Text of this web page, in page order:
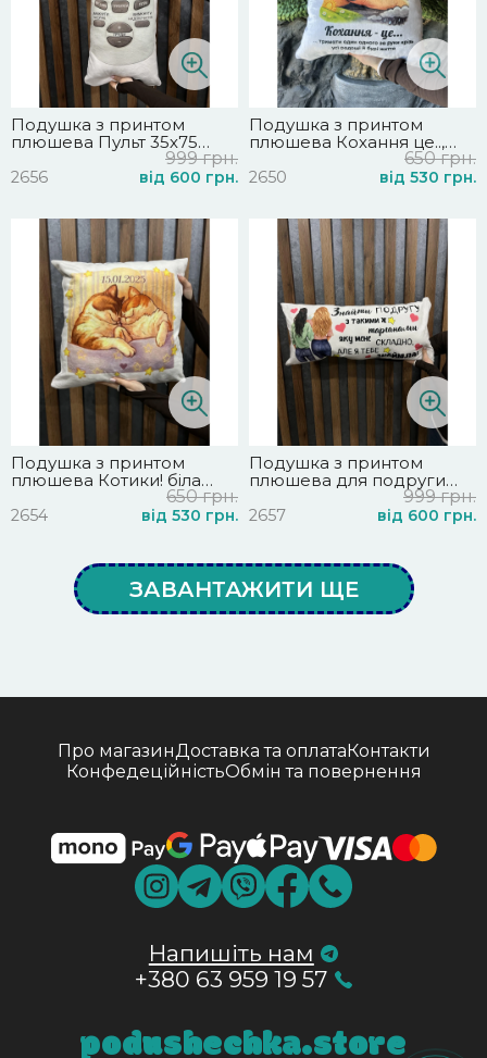
Подушка з принтом
плюшева Пульт 35х75
2656
999 грн.
від 600 грн.
Подушка з принтом
плюшева Кохання це..,
2650
650 грн.
від 530 грн.
Подушка з принтом
плюшева Котики! біла
2654
650 грн.
від 530 грн.
Подушка з принтом
плюшева для подруги
2657
999 грн.
від 600 грн.
ЗАВАНТАЖИТИ ЩЕ
podushechka.store
Про магазинДоставка та оплатаКонтакти
КонфедеційністьОбмін та повернення
Напишіть нам
+380 63 959 19 57